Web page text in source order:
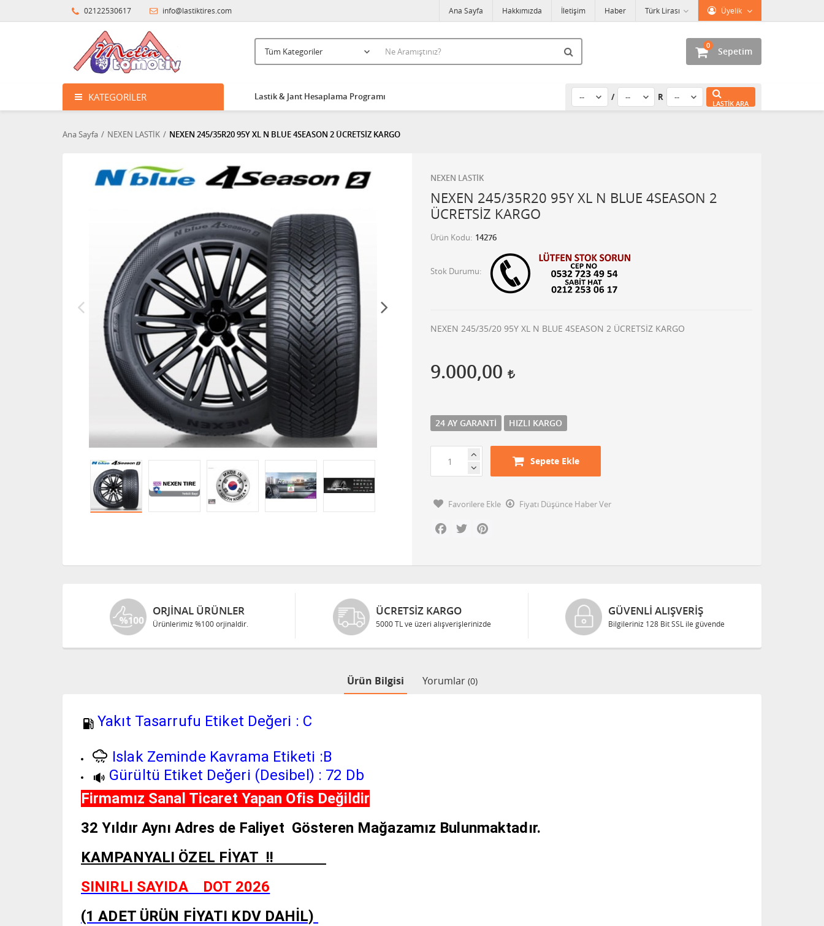
02122530617 info@lastiktires.com Üyelik
Türk Lirası
Ana Sayfa Hakkımızda İletişim Haber
Sepetim
0
KATEGORILER Lastik & Jant Hesaplama Programı / R
LASTIK ARA
Ana Sayfa NEXEN LASTİK NEXEN 245/35R20 95Y XL N BLUE 4SEASON 2 ÜCRETSİZ KARGO
NEXEN LASTİK
NEXEN 245/35R20 95Y XL N BLUE 4SEASON 2
ÜCRETSİZ KARGO
Ürün Kodu 14276
Stok Durumu
NEXEN 245/35/20 95Y XL N BLUE 4SEASON 2 ÜCRETSİZ KARGO
9.000,00
24 AY GARANTI HIZLI KARGO
Sepete Ekle
Favorilere Ekle
Fiyatı Düşünce Haber Ver
Facebook
Twitter
ORJINAL ÜRÜNLER
Ürünlerimiz %100 orjinaldir.
ÜCRETSIZ KARGO
5000 TL ve üzeri alışverişlerinizde
GÜVENLI ALIŞVERIŞ
Bilgileriniz 128 Bit SSL ile güvende
Ürün Bilgisi Yorumlar (0)
Yakıt Tasarrufu Etiket Değeri : C
Islak Zeminde Kavrama Etiketi :B
Gürültü Etiket Değeri (Desibel) : 72 Db
Firmamız Sanal Ticaret Yapan Ofis Değildir
32 Yıldır Aynı Adres de Faliyet Gösteren Mağazamız Bulunmaktadır.
KAMPANYALI ÖZEL FİYAT !!
SINIRLI SAYIDA DOT 2026
(1 ADET ÜRÜN FİYATI KDV DAHİL)